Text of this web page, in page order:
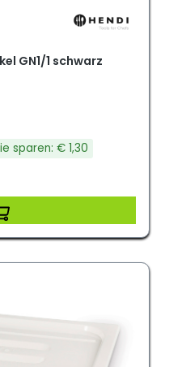
GN1/1 schwarz
sparen: € 1,30